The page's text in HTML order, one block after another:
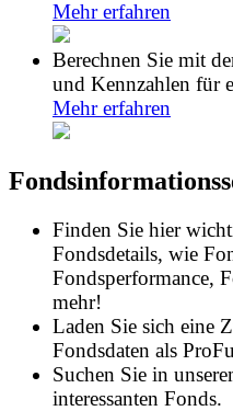
Mehr erfahren
Berechnen Sie mit
und Kennzahlen für
Mehr erfahren
Finden Sie hier
Fondsdetails, wie
Fondsperformance,
mehr!
Laden Sie sich eine
Fondsdaten als
Suchen Sie in
interessanten Fonds.